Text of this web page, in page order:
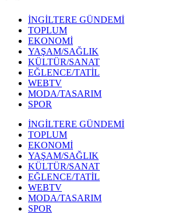
İNGİLTERE GÜNDEMİ
TOPLUM
EKONOMİ
YAŞAM/SAĞLIK
KÜLTÜR/SANAT
EĞLENCE/TATİL
WEBTV
MODA/TASARIM
SPOR
İNGİLTERE GÜNDEMİ
TOPLUM
EKONOMİ
YAŞAM/SAĞLIK
KÜLTÜR/SANAT
EĞLENCE/TATİL
WEBTV
MODA/TASARIM
SPOR